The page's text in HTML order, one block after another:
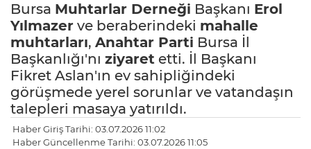
Bursa Muhtarlar Derneği Başkanı Erol
Yılmazer ve beraberindeki mahalle
muhtarları, Anahtar Parti Bursa İl
Başkanlığı'nı ziyaret etti. İl Başkanı
Fikret Aslan'ın ev sahipliğindeki
görüşmede yerel sorunlar ve vatandaşın
talepleri masaya yatırıldı.
Haber Giriş Tarihi: 03.07.2026 11:02
Haber Güncellenme Tarihi: 03.07.2026 11:05